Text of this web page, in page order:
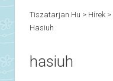
Tiszatarjan.hu > Hírek>
Hasiuh
hasiuh